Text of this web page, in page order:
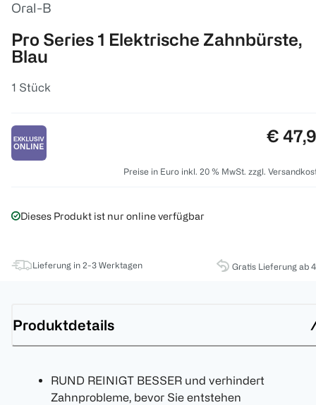
Oral-B
Pro Series 1 Elektrische Zahnbürste,
Blau
1 Stück
Preis:
€
Preise in Euro inkl. 20 % MwSt. zzgl.
Dieses Produkt ist nur online verfügbar
Lieferung in 2-3 Werktagen Gratis Lieferung ab
Produktdetails
RUND REINIGT BESSER und verhindert
Zahnprobleme, bevor Sie entstehen